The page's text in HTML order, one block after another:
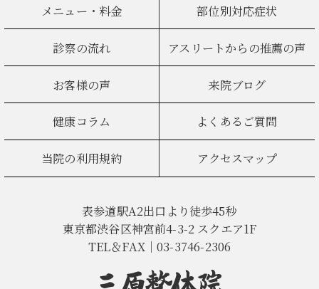
メニュー・料金 部位別対応症状
診察の流れ アスリートからの推薦の声
お客様の声 来院ブログ
健康コラム よくあるご質問
当院の利用規約 アクセスマップ
表参道駅A2出口より徒歩45秒
東京都渋谷区神宮前4-3-2 スクエア1F
TEL＆FAX｜03-3746-2306